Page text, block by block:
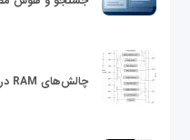
چالش‌های RAM در Workloadهای محاسباتی HPC